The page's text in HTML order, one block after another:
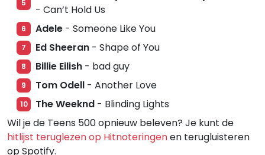
5
- Can’t Hold Us
6 Adele - Someone Like You
7 Ed Sheeran - Shape of You
8 Billie Eilish - bad guy
9 Tom Odell - Another Love
10 The Weeknd - Blinding Lights
Wil je de Teens 500 opnieuw beleven? Je kunt de
hitlijst teruglezen op Hitnoteringenen terugluisteren
op Spotify.